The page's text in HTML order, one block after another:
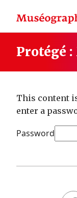
content
Protégé
This content
enter a
Password